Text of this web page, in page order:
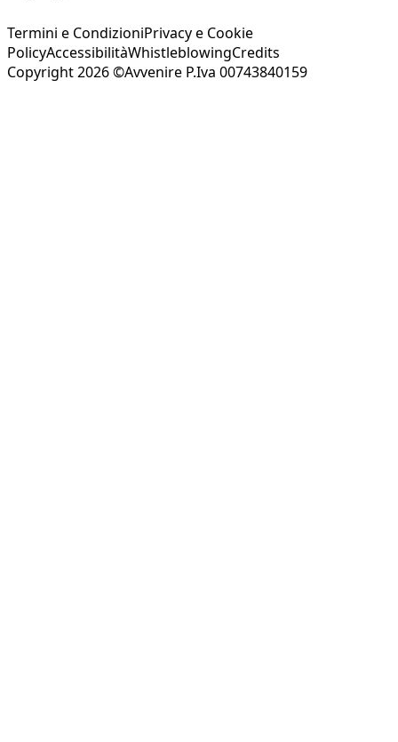
Termini e CondizioniPrivacy e Cookie
PolicyAccessibilitàWhistleblowingCredits
Copyright 2026 ©Avvenire P.Iva 00743840159